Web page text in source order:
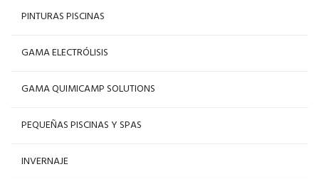
PINTURAS PISCINAS
GAMA ELECTRÓLISIS
GAMA QUIMICAMP SOLUTIONS
PEQUEÑAS PISCINAS Y SPAS
INVERNAJE